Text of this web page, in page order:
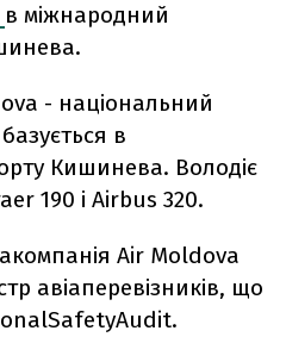
в міжнародний
- національний
в
Кишинева. Володіє
190 і Airbus 320.
Air Moldova
авіаперевізників, що